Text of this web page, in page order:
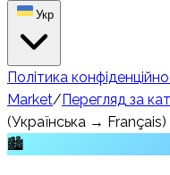
Укр
Політика
Market/Перегляд за
(Українська → Français)
🏙️